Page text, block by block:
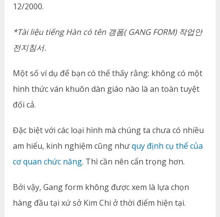
12/2000.
*Tài liệu tiếng Hàn có tên 갱폼( GANG FORM) 작업안
전지침서.
Một số ví dụ để bạn có thể thấy rằng: không có một
hình thức ván khuôn dàn giáo nào là an toàn tuyệt
đối cả.
Đặc biệt với các loại hình mà chúng ta chưa có nhiều
am hiểu, kinh nghiệm cũng nhưquy định cụ thể của
cơ quan chức năng. Thì cần nên cẩn trọng hơn.
Bởi vậy, Gang form không được xem là lựa chọn
hàng đầu tại xứ sở Kim Chi ở thời điểm hiện tại.